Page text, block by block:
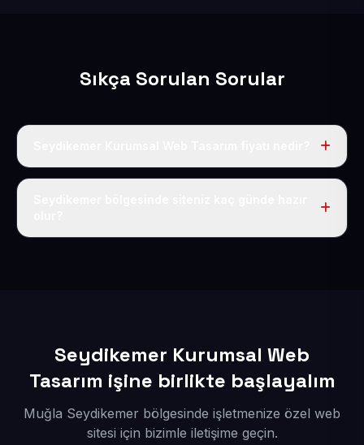
Sıkça Sorulan Sorular
Tek fiyat uygulanır: yıllık 50 USD + KDV. Bu bedele alan
Seydikemer Kurumsal Web
Tasarım işine birlikte başlayalım
Muğla Seydikemer bölgesinde işletmenize özel web
sitesi için bizimle iletişime geçin.